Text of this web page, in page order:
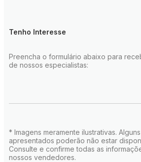
Tenho Interesse
Preencha o formulário abaixo para
de nossos especialistas:
* Imagens meramente ilustrativas.
apresentados poderão não estar
Consulte e confirme todas as
nossos vendedores.